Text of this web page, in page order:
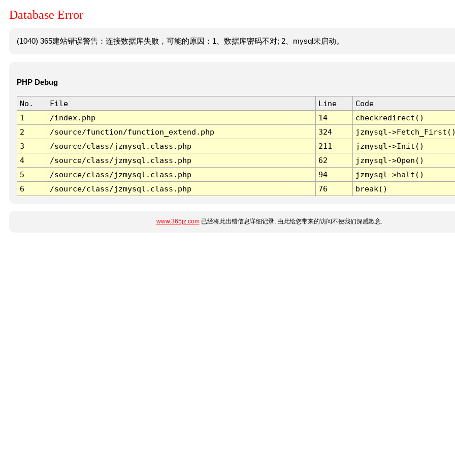
Database Error
(1040) 365建站错误警告：连接数据库失败，可能的原因：1、数据库密码不对; 2、mysql未启动。
PHP Debug
No. File Line
Code
1
/index.php 14
checkredirect()
2
/source/function/function_extend.php 324
jzmysql-
3
/source/class/jzmysql.class.php 211
jzmysql->Init()
4
/source/class/jzmysql.class.php 62
jzmysql->Open()
5
/source/class/jzmysql.class.php 94
jzmysql->halt()
6
/source/class/jzmysql.class.php 76 break()
www.365jz.com已经将此出错信息详细记录, 由此给您带来的访问不便我们深感歉意.